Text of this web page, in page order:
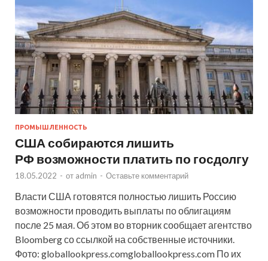
ПРОМЫШЛЕННОСТЬ
США собираются лишить
РФ возможности платить по госдолгу
18.05.2022 - от admin - Оставьте комментарий
Власти США готовятся полностью лишить Россию
возможности проводить выплаты по облигациям
после 25 мая. Об этом во вторник сообщает агентство
Bloomberg со ссылкой на собственные источники.
Фото: globallookpress.comgloballookpress.com По их